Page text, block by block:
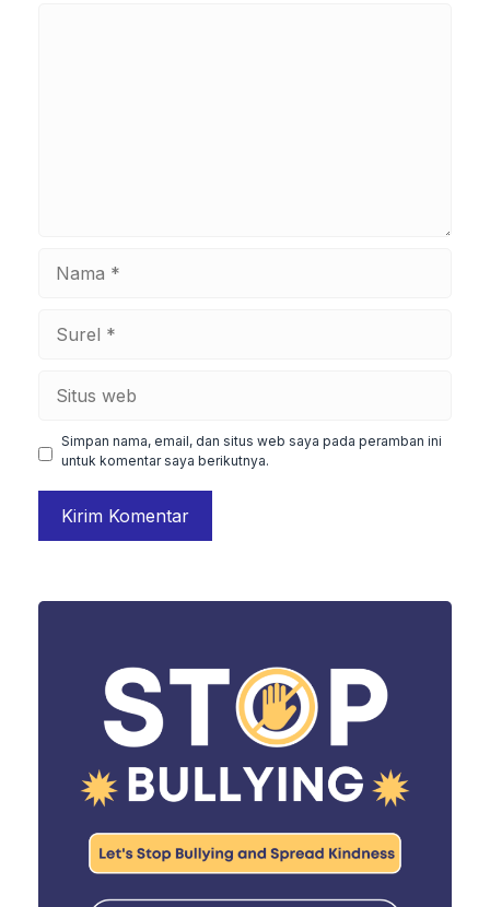
web
Simpan nama, email, dan situs web saya pada peramban ini
untuk komentar saya berikutnya.